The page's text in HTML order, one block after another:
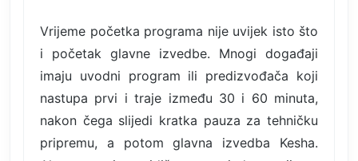
Vrijeme početka programa nije uvijek isto što
i početak glavne izvedbe. Mnogi događaji
imaju uvodni program ili predizvođača koji
nastupa prvi i traje između 30 i 60 minuta,
nakon čega slijedi kratka pauza za tehničku
pripremu, a potom glavna izvedba Kesha.